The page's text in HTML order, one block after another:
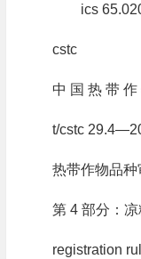
ics
cstc
中 国 热 带
t/cstc
热带作物品种
第 4 部分：
registration